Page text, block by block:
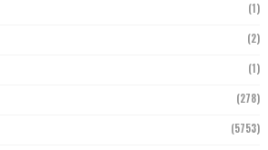
(1)
(2)
(1)
(278)
(5753)